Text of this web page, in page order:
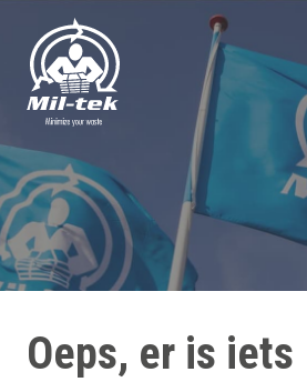
Balenpersen en
Oeps, er is iets